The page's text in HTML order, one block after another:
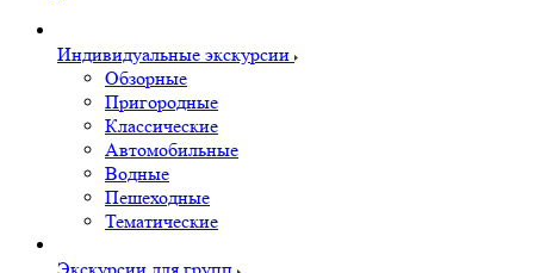
Индивидуальные экскурсии
Обзорные
Пригородные
Классические
Автомобильные
Водные
Пешеходные
Тематические